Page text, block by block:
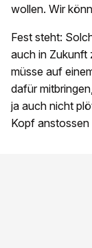
wollen. Wir
Fest steht:
auch in Zukunft
müsse auf
dafür
ja auch nicht
Kopf